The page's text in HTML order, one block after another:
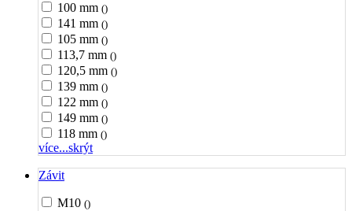
100 mm ()
141 mm ()
105 mm ()
113,7 mm ()
120,5 mm ()
139 mm ()
122 mm ()
149 mm ()
118 mm ()
více...skrýt
Závit
M10 ()